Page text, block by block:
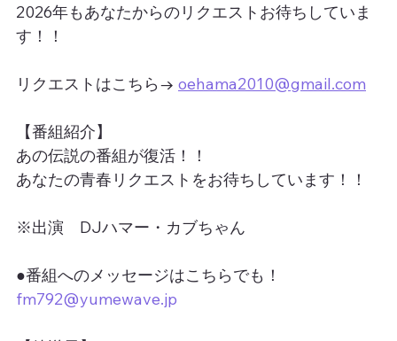
2026年もあなたからのリクエストお待ちしていま
す！！
リクエストはこちら→ oehama2010@gmail.com
【番組紹介】
あの伝説の番組が復活！！
あなたの青春リクエストをお待ちしています！！
※出演　DJハマー・カブちゃん
●番組へのメッセージはこちらでも！
fm792@yumewave.jp